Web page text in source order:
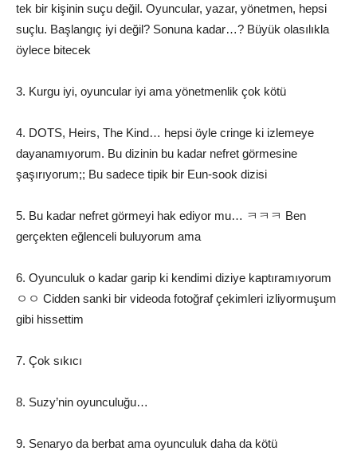
tek bir kişinin suçu değil. Oyuncular, yazar, yönetmen, hepsi
suçlu. Başlangıç iyi değil? Sonuna kadar…? Büyük olasılıkla
öylece bitecek
3. Kurgu iyi, oyuncular iyi ama yönetmenlik çok kötü
4. DOTS, Heirs, The Kind… hepsi öyle cringe ki izlemeye
dayanamıyorum. Bu dizinin bu kadar nefret görmesine
şaşırıyorum;; Bu sadece tipik bir Eun-sook dizisi
5. Bu kadar nefret görmeyi hak ediyor mu… ㅋㅋㅋ Ben
gerçekten eğlenceli buluyorum ama
6. Oyunculuk o kadar garip ki kendimi diziye kaptıramıyorum
ㅇㅇ Cidden sanki bir videoda fotoğraf çekimleri izliyormuşum
gibi hissettim
7. Çok sıkıcı
8. Suzy’nin oyunculuğu…
9. Senaryo da berbat ama oyunculuk daha da kötü